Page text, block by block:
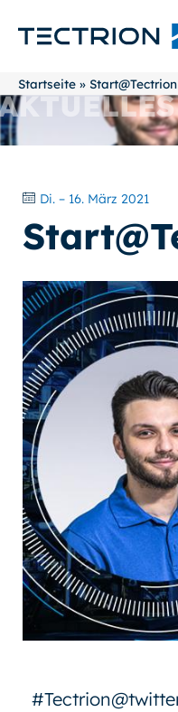
Startseite » Start@Tectrion
Di. – 16. März 2021